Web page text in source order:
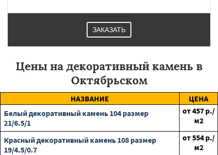
ЗАКАЗАТЬ
Цены на декоративный камень в
Октябрьском
НАЗВАНИЕ
ЦЕНА
Белый декоративный камень 104 размер
21/6.5/1
от457 р./
м2
Красный декоративный камень 108 размер
19/4.5/0.7
от554 р./
м2